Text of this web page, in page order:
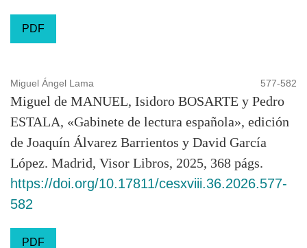
PDF
Miguel Ángel Lama 577-582
Miguel de MANUEL, Isidoro BOSARTE y Pedro
ESTALA, «Gabinete de lectura española», edición
de Joaquín Álvarez Barrientos y David García
López. Madrid, Visor Libros, 2025, 368 págs.
https://doi.org/10.17811/cesxviii.36.2026.577-
582
PDF